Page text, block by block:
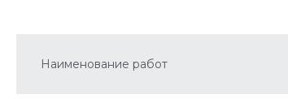
Наименование работ